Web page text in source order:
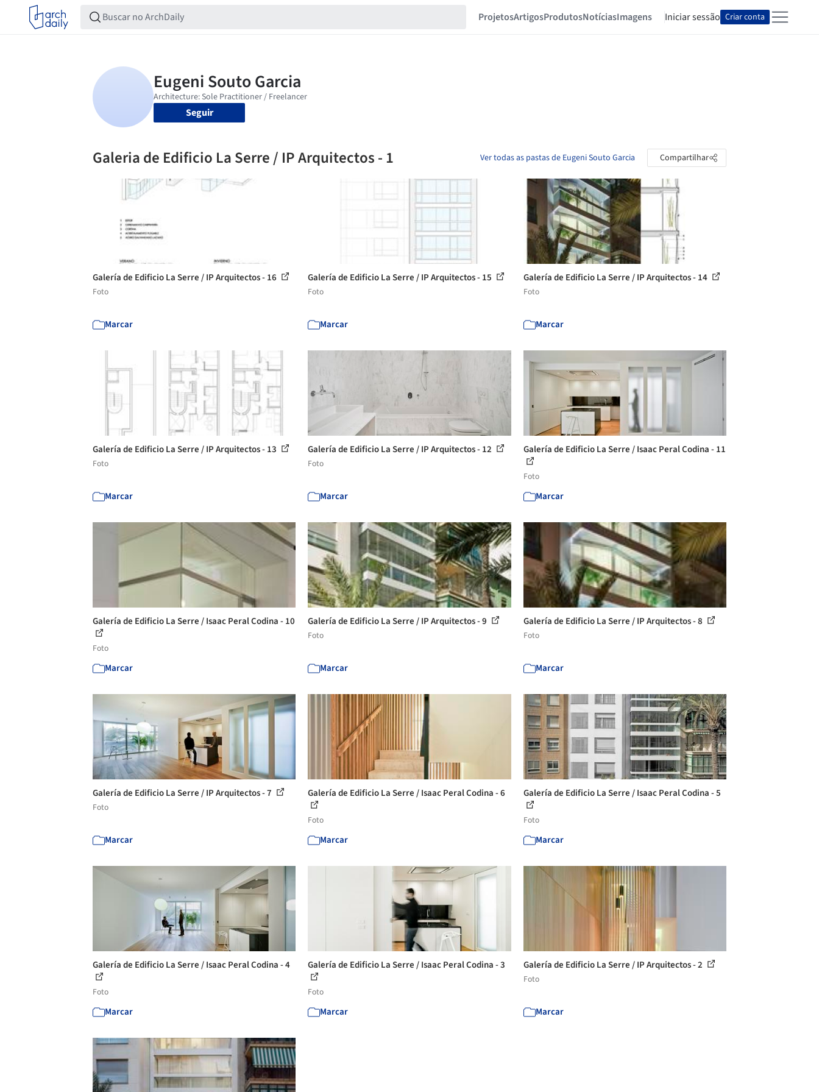
ProjetosArtigosProdutosNotíciasImagens Iniciar sessão Criar conta
Seguir
Galeria de Edificio La Serre / IP Arquitectos - 1 Ver todas as pastas de Eugeni Souto Garcia Compartilhar
Galería de Edificio La Serre / IP Arquitectos - 16
Foto
Marcar
Galería de Edificio La Serre / IP Arquitectos - 15
Foto
Marcar
Galería de Edificio La Serre / IP Arquitectos - 14
Foto
Marcar
Galería de Edificio La Serre / IP Arquitectos - 13
Foto
Marcar
Galería de Edificio La Serre / IP Arquitectos - 12
Foto
Marcar
Galería de Edificio La Serre / Isaac Peral Codina - 11
Foto
Marcar
Galería de Edificio La Serre / Isaac Peral Codina - 10
Foto
Marcar
Galería de Edificio La Serre / IP Arquitectos - 9
Foto
Marcar
Galería de Edificio La Serre / IP Arquitectos - 8
Foto
Marcar
Galería de Edificio La Serre / IP Arquitectos - 7
Foto
Marcar
Galería de Edificio La Serre / Isaac Peral Codina - 6
Foto
Marcar
Galería de Edificio La Serre / Isaac Peral Codina - 5
Foto
Marcar
Galería de Edificio La Serre / Isaac Peral Codina - 4
Foto
Marcar
Galería de Edificio La Serre / Isaac Peral Codina - 3
Foto
Marcar
Galería de Edificio La Serre / IP Arquitectos - 2
Foto
Marcar